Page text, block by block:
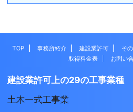
TOP 事務所紹介 建設業許可 そ
取得料金表
お問い
建設業許可上の29の工事業種
土木一式工事業